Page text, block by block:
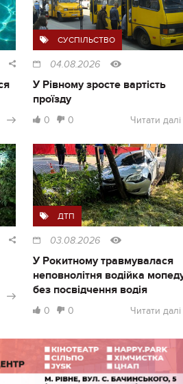
СУСПІЛЬСТВО
04.08.2026
У Рівному зросте вартість
проїзду
0 0 Читати далі
ДТП
03.08.2026
У Рокитному травмувалася
неповнолітня водійка
без посвідчення водія
0 0 Читати далі